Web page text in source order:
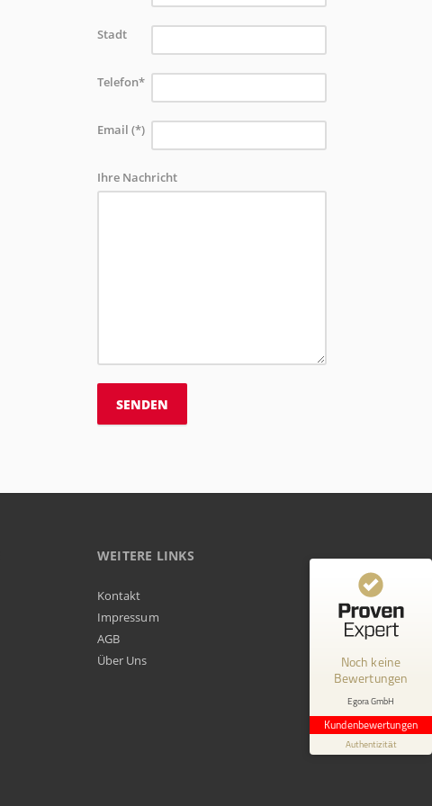
Stadt
Telefon*
Email (*)
Ihre Nachricht
WEITERE LINKS
Kontakt
Impressum
AGB
Über Uns
Noch keine
Bewertungen
Egora GmbH
Kundenbewertungen
Authentizität
Kundenbewertungen und Erfahrungen zu
Erfahren Sie mehr über dieses Bewertungssiegel
1.1.1970